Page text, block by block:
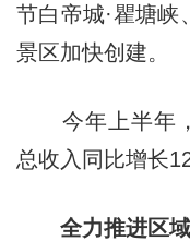
节白帝城·瞿塘峡
景区加快创建。
今年上半年，
总收入同比增长
全力推进区